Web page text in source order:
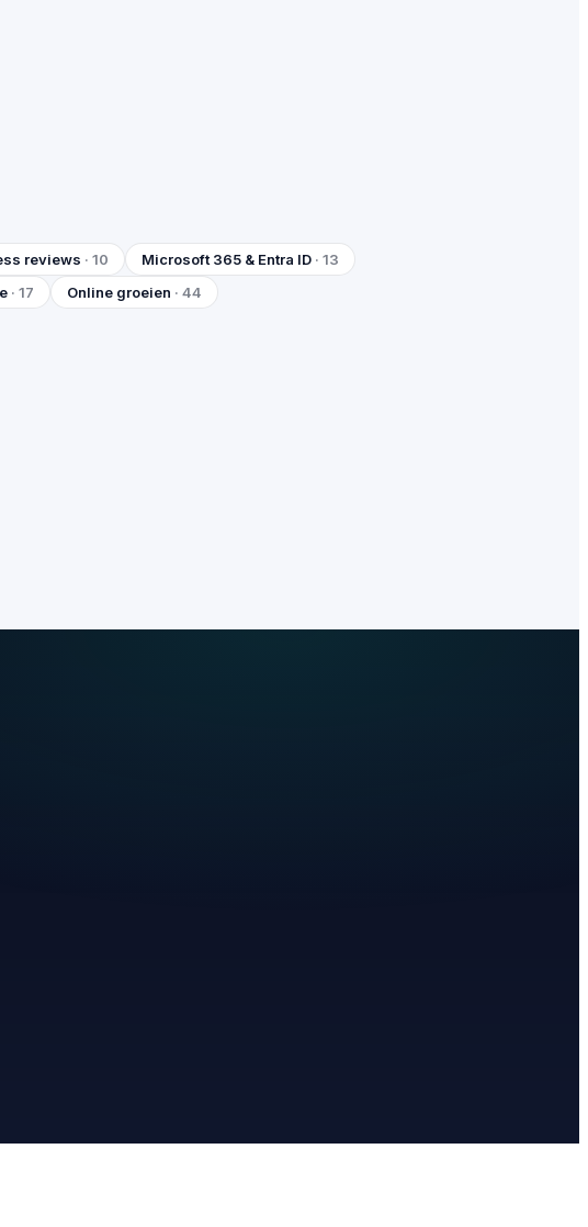
reviews · 10 Microsoft 365 & Entra ID · 13
· 17 Online groeien · 44